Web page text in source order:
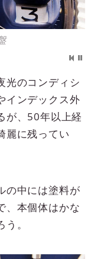
光のコンディシ
インデックス外
が、50年以上経
麗に残ってい
の中には塗料が
、本個体はかな
。